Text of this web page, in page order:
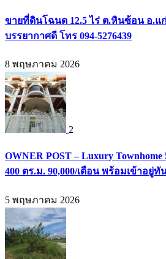
ขายที่ดินโฉนด 12.5 ไร่ ต.หินซ้อน อ.แ
บรรยากาศดี โทร 094-5276439
8 พฤษภาคม 2026
2
OWNER POST – Luxury
400 ตร.ม. 90,000/เดือน พร้อมเข้าอยู่ทั
5 พฤษภาคม 2026